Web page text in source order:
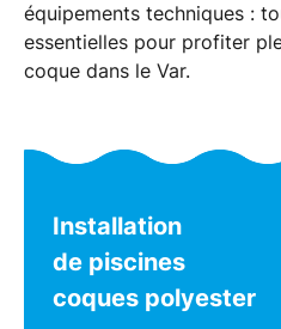
équipements techniques :
essentielles pour profiter
coque dans le Var.
Installation
de piscines
coques polyester